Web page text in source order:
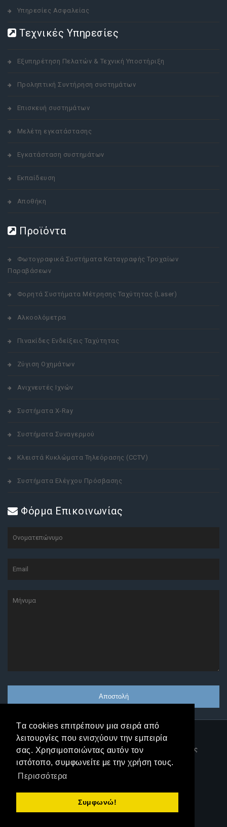
Tα cookies επιτρέπουν μια σειρά από
λειτουργίες που ενισχύουν την εμπειρία
σας. Χρησιμοποιώντας αυτόν τον
ιστότοπο, συμφωνείτε με την χρήση τους.
Περισσότερα
Συμφωνώ!
Υπηρεσίες Ασφαλείας
Τεχνικές Υπηρεσίες
Εξυπηρέτηση Πελατών & Τεχνική Υποστήριξη
Προληπτική Συντήρηση συστημάτων
Επισκευή συστημάτων
Μελέτη εγκατάστασης
Εγκατάσταση συστημάτων
Εκπαίδευση
Αποθήκη
Προϊόντα
Φωτογραφικά Συστήματα Καταγραφής Τροχαίων
Παραβάσεων
Φορητά Συστήματα Μέτρησης Ταχύτητας (Laser)
Αλκοολόμετρα
Πινακίδες Ενδείξεις Ταχύτητας
Ζύγιση Οχημάτων
Ανιχνευτές Ιχνών
Συστήματα X-Ray
Συστήματα Συναγερμού
Κλειστά Κυκλώματα Τηλεόρασης (CCTV)
Συστήματα Ελέγχου Πρόσβασης
Φόρμα Επικοινωνίας
| Δήλωση Προστασίας
Δεδομένων
Όροι Χρήσης